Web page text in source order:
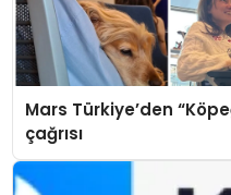
Mars Türkiye’den
çağrısı